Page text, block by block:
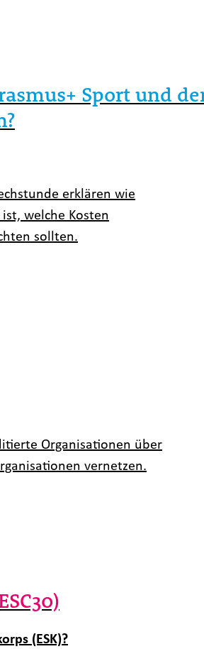
Sport und
erklären wie
welche Kosten
sollten.
Organisationen über
vernetzen.
(ESK)?